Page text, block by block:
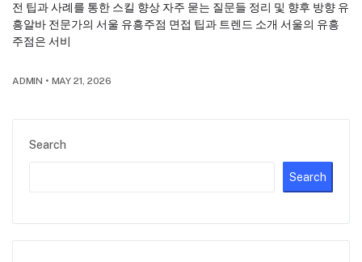
Search
Search
전 팁과 사례를 통한 스킬 향상 자주 묻는 질문들 정리 및 향후 방향 유
흥알바 전문가의 서울 유흥주점 면접 팁과 트렌드 소개 서울의 유흥
주점은 서비
ADMIN • MAY 21, 2026